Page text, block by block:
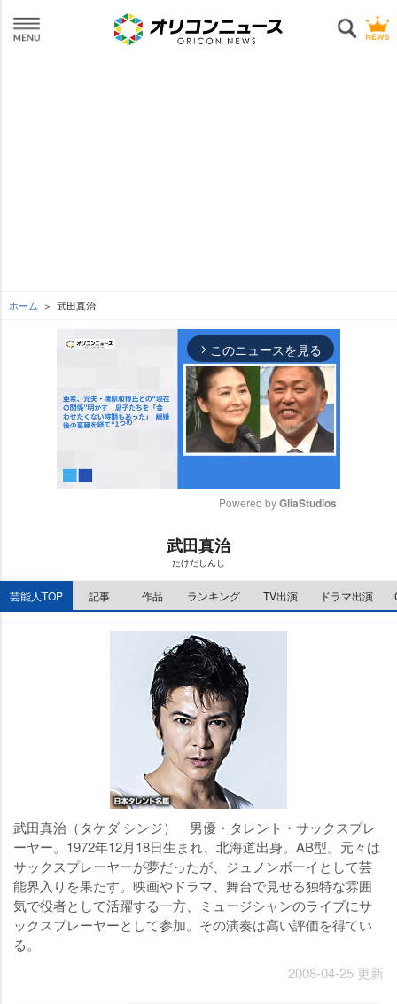
ホーム 武田真治
arrow_forward_ios このニュースを見る
e
Powered by GliaStudios
武田真治
たけだしんじ
芸能人TOP 記事 作品 ランキング TV出演 ドラマ出演
武田真治（タケダ シンジ） 男優・タレント・サックスプレ
ーヤー。1972年12月18日生まれ、北海道出身。AB型。元々は
サックスプレーヤーが夢だったが、ジュノンボーイとして芸
能界入りを果たす。映画やドラマ、舞台で見せる独特な雰囲
気で役者として活躍する一方、ミュージシャンのライブにサ
ックスプレーヤーとして参加。その演奏は高い評価を得てい
る。
2008-04-25 更新